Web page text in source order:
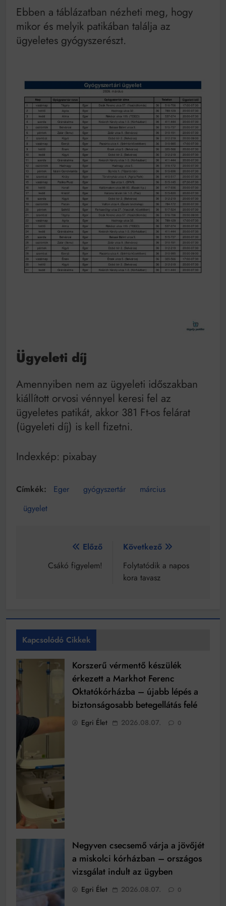
as években
Bitumenes lapostetők: a bevált technológia akkor
működik, ha jól van felújítva
Ebben a táblázatban nézheti meg, hogy
mikor és melyik patikában találja az
ügyeletes gyógyszerészt.
Ügyeleti díj
Amennyiben nem az ügyeleti időszakban
kiállított orvosi vénnyel keresi fel az
ügyeletes patikát, akkor 381 Ft-os felárat
(ügyeleti díj) is kell fizetni.
Indexkép: pixabay
Eger gyógyszertár
március
ügyelet
Bejegyzés
navigáció
Előző
Csákó figyelem!
Következő
Folytatódik a napos
kora tavasz
Kapcsolódó Cikkek
Korszerű vérmentő készülék
érkezett a Markhot Ferenc
Oktatókórházba – újabb lépés a
biztonságosabb betegellátás felé
Egri Élet 2026.08.07. 0
Negyven csecsemő várja a jövőjét
a miskolci kórházban – országos
vizsgálat indult az ügyben
Egri Élet 2026.08.07. 0